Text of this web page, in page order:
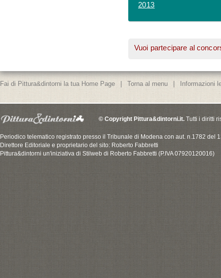
2013
Vuoi partecipare al
Fai di Pittura&dintorni la tua Home Page Torna al menu Informazioni
© Copyright Pittura&dintorni.it. Tutti i diritti
Periodico telematico registrato presso il Tribunale di Modena con aut. n.1782
Direttore Editoriale e proprietario del sito: Roberto Fabbretti
Pittura&dintorni un'iniziativa di Stilweb di Roberto Fabbretti (P.IVA 07920120016)